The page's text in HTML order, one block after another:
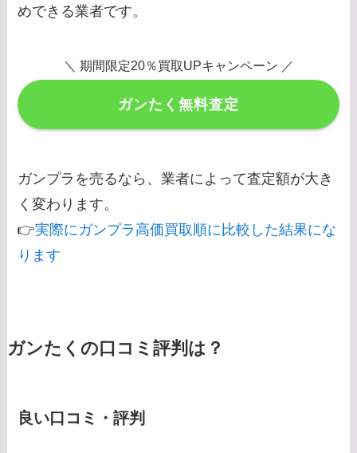
めできる業者です。
＼ 期間限定20％買取UPキャンペーン ／
ガンたく無料査定
ガンプラを売るなら、業者によって査定額が大き
く変わります。
👉実際にガンプラ高価買取順に比較した結果にな
ります
ガンたくの口コミ評判は？
良い口コミ・評判